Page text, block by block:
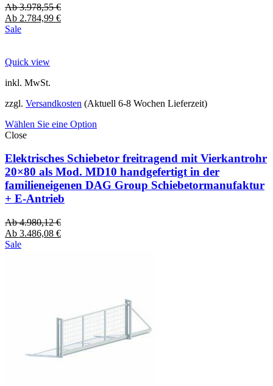
Ab3.978,55€
Ab 2.784,99 €
Sale
Quick view
inkl. MwSt.
zzgl. Versandkosten (Aktuell 6-8 Wochen Lieferzeit)
Wählen Sie eine Option
Close
Elektrisches Schiebetor freitragend mit Vierkantrohr
20×80 als Mod. MD10 handgefertigt in der
familieneigenen DAG Group Schiebetormanufaktur
+ E-Antrieb
Ab4.980,12€
Ab 3.486,08 €
Sale